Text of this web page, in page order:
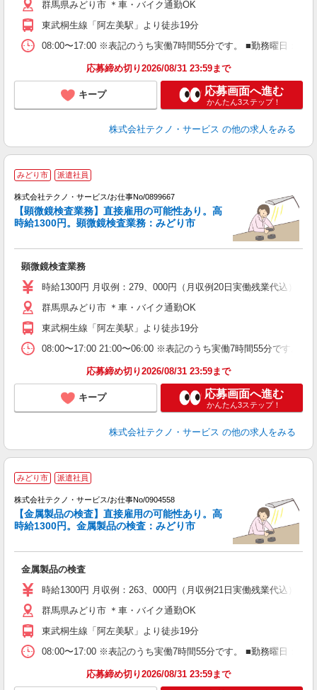
群馬県みどり市 ＊車・バイク通勤OK
東武桐生線「阿左美駅」より徒歩19分
08:00〜17:00 ※表記のうち実働7時間55分です。 ■勤務曜
応募締め切り2026/08/31 23:59まで
キープ 応募画面へ進む
かんたん3ステップ！
株式会社テクノ・サービス の他の求人をみる
みどり市 派遣社員
株式会社テクノ・サービス/お仕事No/0899667
【顕微鏡検査業務】直接雇用の可能性あり。高
時給1300円。顕微鏡検査業務：みどり市
顕微鏡検査業務
時給1300円 月収例：279、000円（月収例20日実働残業代込）（
群馬県みどり市 ＊車・バイク通勤OK
東武桐生線「阿左美駅」より徒歩19分
08:00〜17:00 21:00〜06:00 ※表記のうち実働7時間55分で
応募締め切り2026/08/31 23:59まで
キープ 応募画面へ進む
かんたん3ステップ！
株式会社テクノ・サービス の他の求人をみる
みどり市 派遣社員
株式会社テクノ・サービス/お仕事No/0904558
【金属製品の検査】直接雇用の可能性あり。高
時給1300円。金属製品の検査：みどり市
金属製品の検査
時給1300円 月収例：263、000円（月収例21日実働残業代込）（
群馬県みどり市 ＊車・バイク通勤OK
東武桐生線「阿左美駅」より徒歩19分
08:00〜17:00 ※表記のうち実働7時間55分です。 ■勤務曜
応募締め切り2026/08/31 23:59まで